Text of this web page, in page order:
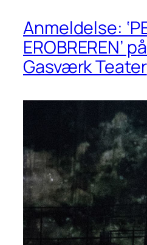
Anmeldelse:
EROBREREN’
Gasværk Teater